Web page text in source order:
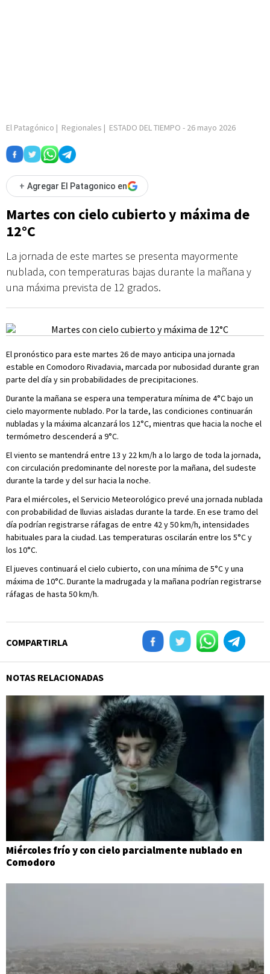
El Patagónico | Regionales | ESTADO DEL TIEMPO - 26 mayo 2026
+ Agregar El Patagonico en
Martes con cielo cubierto y máxima de
12°C
La jornada de este martes se presenta mayormente
nublada, con temperaturas bajas durante la mañana y
una máxima prevista de 12 grados.
El pronóstico para este martes 26 de mayo anticipa una jornada
estable en Comodoro Rivadavia, marcada por nubosidad durante gran
parte del día y sin probabilidades de precipitaciones.
Durante la mañana se espera una temperatura mínima de 4°C bajo un
cielo mayormente nublado. Por la tarde, las condiciones continuarán
nubladas y la máxima alcanzará los 12°C, mientras que hacia la noche el
termómetro descenderá a 9°C.
El viento se mantendrá entre 13 y 22 km/h a lo largo de toda la jornada,
con circulación predominante del noreste por la mañana, del sudeste
durante la tarde y del sur hacia la noche.
Para el miércoles, el Servicio Meteorológico prevé una jornada nublada
con probabilidad de lluvias aisladas durante la tarde. En ese tramo del
día podrían registrarse ráfagas de entre 42 y 50 km/h, intensidades
habituales para la ciudad. Las temperaturas oscilarán entre los 5°C y
los 10°C.
El jueves continuará el cielo cubierto, con una mínima de 5°C y una
máxima de 10°C. Durante la madrugada y la mañana podrían registrarse
ráfagas de hasta 50 km/h.
COMPARTIRLA
NOTAS RELACIONADAS
Miércoles frío y con cielo parcialmente nublado en
Comodoro